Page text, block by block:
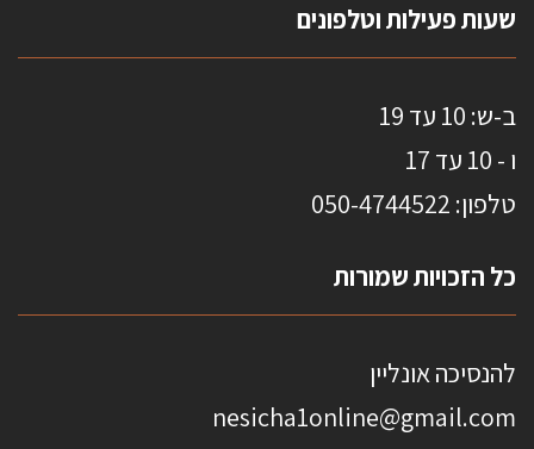
שעות פעילות וטלפונים
ב-ש: 10 עד 19
ו - 10 עד 17
טלפון: 0 50-4744522
כל הזכויות שמורות
להנסיכה אונליין
nesicha1online@gmail.com